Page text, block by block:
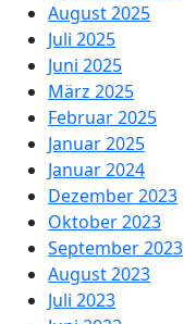
August 2025
Juli 2025
Juni 2025
März 2025
Februar 2025
Januar 2025
Januar 2024
Dezember 2023
Oktober 2023
September 2023
August 2023
Juli 2023